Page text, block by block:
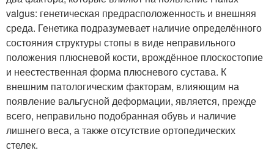
valgus: генетическая предрасположенность и внешняя
среда. Генетика подразумевает наличие определённого
состояния структуры стопы в виде неправильного
положения плюсневой кости, врождённое плоскостопие
и неестественная форма плюсневого сустава. К
внешним патологическим факторам, влияющим на
появление вальгусной деформации, является, прежде
всего, неправильно подобранная обувь и наличие
лишнего веса, а также отсутствие ортопедических
стелек.